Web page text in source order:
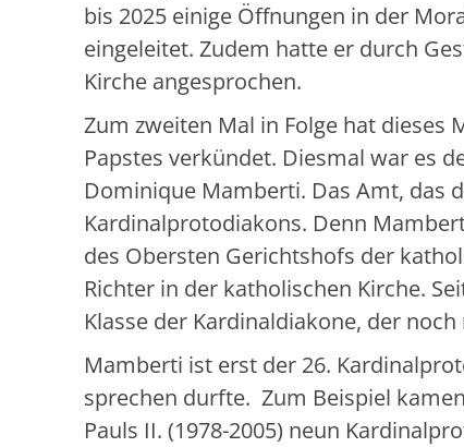
bis 2025 einige Öffnungen in der
eingeleitet. Zudem hatte er durch
Kirche angesprochen.
Zum zweiten Mal in Folge hat dieses
Papstes verkündet. Diesmal war es
Dominique Mamberti. Das Amt, das
Kardinalprotodiakons. Denn
des Obersten Gerichtshofs der
Richter in der katholischen Kirche.
Klasse der Kardinaldiakone, der
Mamberti ist erst der 26.
sprechen durfte. Zum Beispiel
Pauls II. (1978-2005) neun